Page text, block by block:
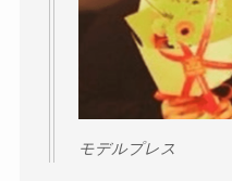
モデルプレス